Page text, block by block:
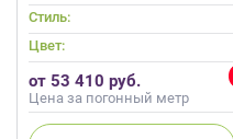
Стиль:
Цвет:
от 53 410 руб.
Цена за погонный метр